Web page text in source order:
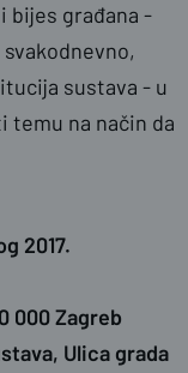
bijes građana -
sustava - u
temu na način da
2017.
000 Zagreb
, Ulica grada